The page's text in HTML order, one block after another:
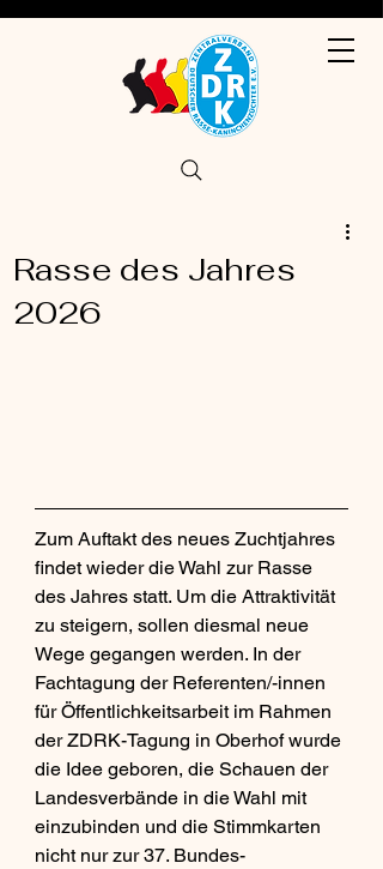
Rasse des Jahres
2026
Zum Auftakt des neues Zuchtjahres
findet wieder die Wahl zur Rasse
des Jahres statt. Um die Attraktivität
zu steigern, sollen diesmal neue
Wege gegangen werden. In der
Fachtagung der Referenten/-innen
für Öffentlichkeitsarbeit im Rahmen
der ZDRK-Tagung in Oberhof wurde
die Idee geboren, die Schauen der
Landesverbände in die Wahl mit
einzubinden und die Stimmkarten
nicht nur zur 37. Bundes-